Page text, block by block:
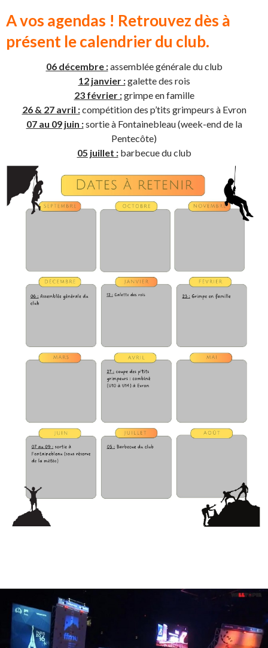
A vos agendas ! Retrouvez dès à
présent le calendrier du club.
06 décembre :assemblée générale du club
12 janvier :galette des rois
23 février :grimpe en famille
26 & 27 avril :compétition des p’tits grimpeurs à Evron
07 au 09 juin :sortie à Fontainebleau (week-end de la
Pentecôte)
05 juillet :barbecue du club